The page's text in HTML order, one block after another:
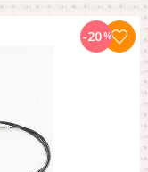
-20%